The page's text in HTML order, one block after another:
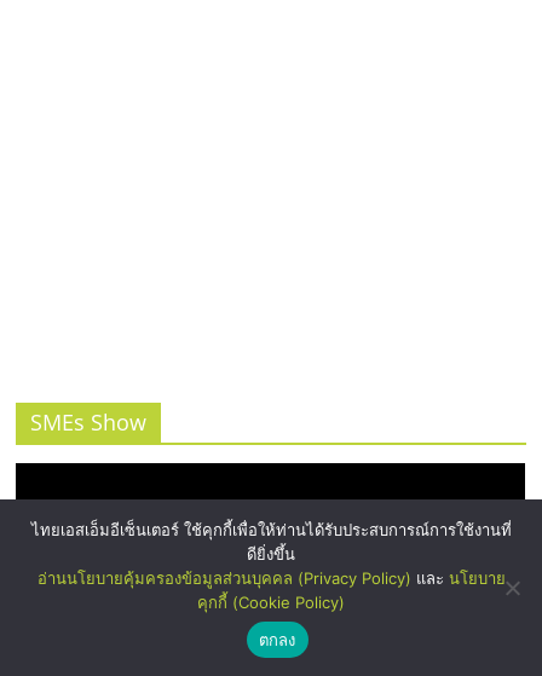
SMEs Show
ไทยเอสเอ็มอีเซ็นเตอร์ ใช้คุกกี้เพื่อให้ท่านได้รับประสบการณ์การใช้งานที่
ดียิ่งขึ้น
อ่านนโยบายคุ้มครองข้อมูลส่วนบุคคล (Privacy Policy) และ นโยบาย
คุกกี้ (Cookie Policy)
ตกลง